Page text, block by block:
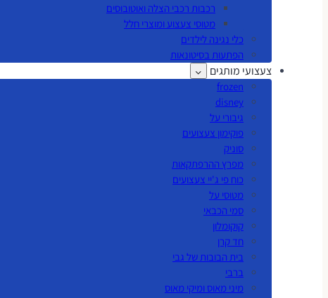
רכבות רכבי הצלה ואוטובוסים
מטוסי צעצוע ומוצרי חלל
כלי נגינה לילדים
הפתעות בסיטונאות
צעצועי מותגים
frozen
disney
גיבורי על
פוקימון צעצועים
סוניק
מפרץ ההרפתקאות
כוח פי ג'יי צעצועים
מטוסי על
סמי הכבאי
קוקומלון
חד קרן
בית הבובות של גבי
ברבי
מיני מאוס ומיקי מאוס